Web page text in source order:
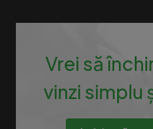
Vrei să
vinzi simplu